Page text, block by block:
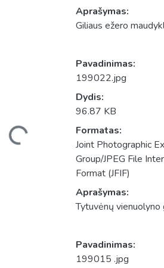
Aprašymas:
Giliaus ežero
Pavadinimas:
199022.jpg
Dydis:
96.87 KB
Formatas:
Joint Photographic
Group/JPEG File
Format (JFIF)
Aprašymas:
Tytuvėnų vienuolyno
Pavadinimas:
199015 .jpg